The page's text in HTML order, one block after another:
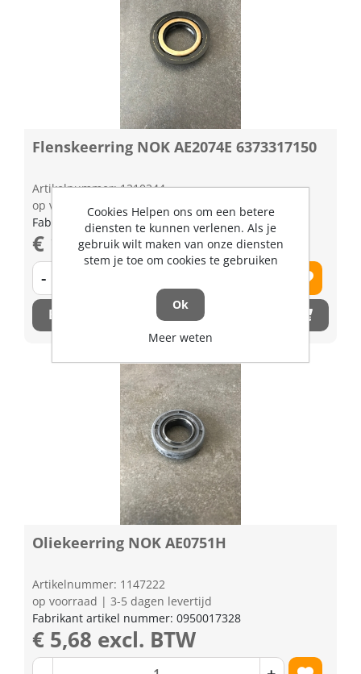
Flenskeerring NOK AE2074E 6373317150
Artikelnummer: 1210244
op voorraad | 3-5 dagen levertijd
Fabrikant artikel nummer: 6373317150
€ 18,55 excl. BTW
-
Bestel nu!
Oliekeerring NOK AE0751H
Artikelnummer: 1147222
op voorraad | 3-5 dagen levertijd
Fabrikant artikel nummer: 0950017328
€ 5,68 excl. BTW
Cookies Helpen ons om een betere
diensten te kunnen verlenen. Als je
gebruik wilt maken van onze diensten
stem je toe om cookies te gebruiken
Ok
Meer weten